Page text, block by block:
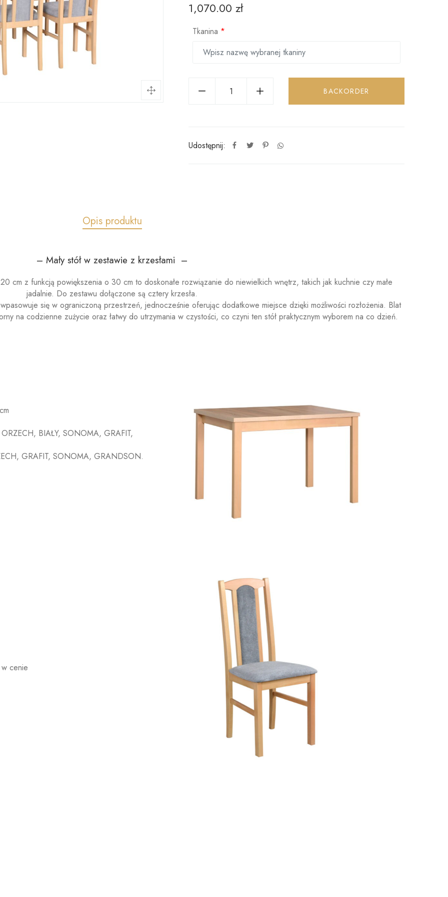
1,070.00 zł
Tkanina *
BACKORDER
Udostępnij:
Opis produktu
– Mały stół w zestawie z krzesłami –
cm z funkcją powiększenia o 30 cm to doskonałe rozwiązanie do niewielkich wnętrz, takich jak kuchnie czy małe
jadalnie. Do zestawu dołączone są cztery krzesła.
się w ograniczoną przestrzeń, jednocześnie oferując dodatkowe miejsce dzięki możliwości rozłożenia. Blat
na codzienne zużycie oraz łatwy do utrzymania w czystości, co czyni ten stół praktycznym wyborem na co dzień.
BIAŁY, SONOMA, GRAFIT,
GRAFIT, SONOMA, GRANDSON.
cenie